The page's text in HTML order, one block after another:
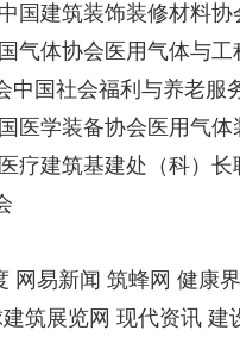
国建筑装饰装修材料
气体协会医用气体与
中国社会福利与养老服
医学装备协会医用气
疗建筑基建处（科）
网易新闻 筑蜂网 健康
筑展览网 现代资讯 建